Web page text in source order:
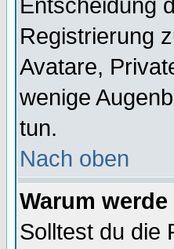
Entscheidung
Registrierung
Avatare,
wenige
tun.
Nach oben
Warum
Solltest du die